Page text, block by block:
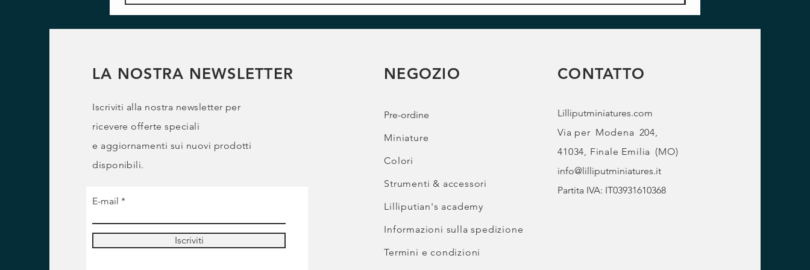
LA NOSTRA NEWSLETTER
Iscriviti alla nostra newsletter per
ricevere offerte speciali
e aggiornamenti sui nuovi prodotti
disponibili.
E-mail
Iscriviti
NEGOZIO
Pre-ordine
Miniature
Colori
Strumenti & accessori
Lilliputian's academy
Informazioni sulla spedizione
Termini e condizioni
CONTATTO
Lilliputminiatures.com
Via per Modena 204,
41034, Finale Emilia (MO)
info@lilliputminiatures.it
Partita IVA: IT03931610368